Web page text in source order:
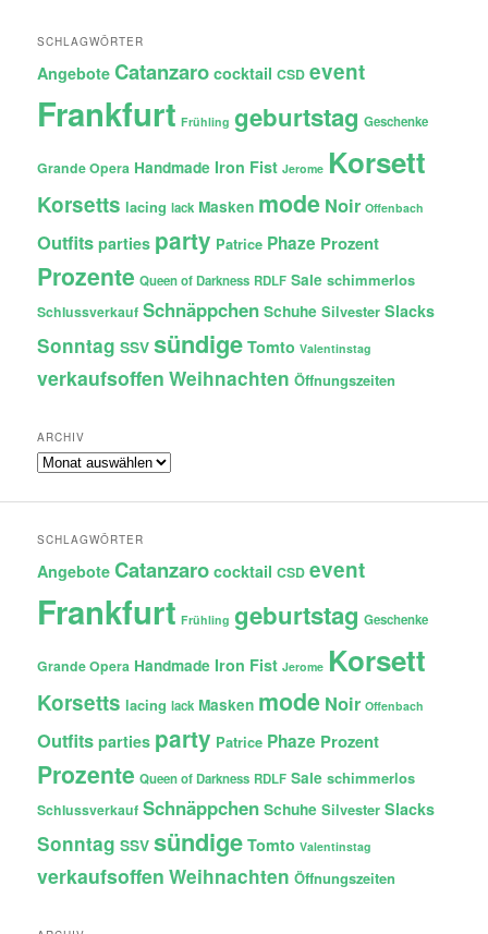
SCHLAGWÖRTER
Angebote Catanzaro cocktail CSD event
Frankfurt Frühling geburtstag Geschenke
Grande Opera Handmade Iron Fist Jerome Korsett
Korsetts lacing lack Masken mode Noir Offenbach
Outfits parties party Patrice Phaze Prozent
Prozente Queen of Darkness RDLF Sale schimmerlos
Schlussverkauf Schnäppchen Schuhe Silvester Slacks
Sonntag SSV sündige Tomto Valentinstag
verkaufsoffen Weihnachten Öffnungszeiten
ARCHIV
Archiv
SCHLAGWÖRTER
Angebote Catanzaro cocktail CSD event
Frankfurt Frühling geburtstag Geschenke
Grande Opera Handmade Iron Fist Jerome Korsett
Korsetts lacing lack Masken mode Noir Offenbach
Outfits parties party Patrice Phaze Prozent
Prozente Queen of Darkness RDLF Sale schimmerlos
Schlussverkauf Schnäppchen Schuhe Silvester Slacks
Sonntag SSV sündige Tomto Valentinstag
verkaufsoffen Weihnachten Öffnungszeiten